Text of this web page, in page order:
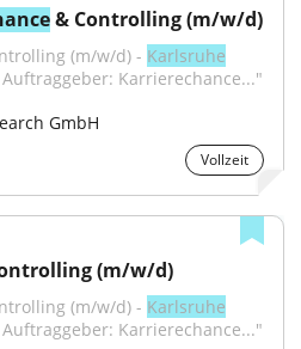
& Controlling (m/w/d)
(m/w/d) - Karlsruhe
Karrierechance..."
GmbH
Vollzeit
(m/w/d)
(m/w/d) - Karlsruhe
Karrierechance..."